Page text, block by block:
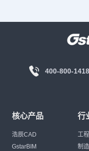
400-800-1418
核心产品
浩辰CAD
GstarBIM
行
工
制